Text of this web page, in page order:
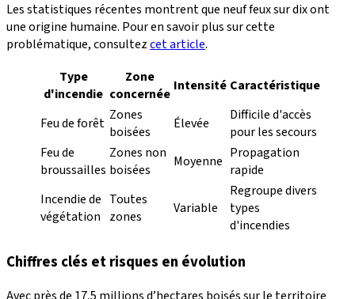
Les statistiques récentes montrent que neuf feux sur dix ont
une origine humaine. Pour en savoir plus sur cette
problématique, consultezcet article.
Type
d'incendie
Zone
concernée Intensité Caractéristique
Feu de forêt Zones
boisées
Élevée
Difficile d'accès
pour les secours
Feu de
broussailles
Zones non
boisées
Moyenne Propagation
rapide
Incendie de
végétation
Toutes
zones
Variable
Regroupe divers
types
d'incendies
Chiffres clés et risques en évolution
Avec près de 17,5 millions d’hectares boisés sur le territoire